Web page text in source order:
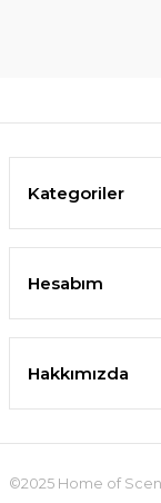
Kategoriler
Hesabım
Hakkımızda
©2025 Home of